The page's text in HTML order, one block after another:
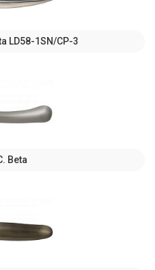
LD58-1SN/CP-3
Beta